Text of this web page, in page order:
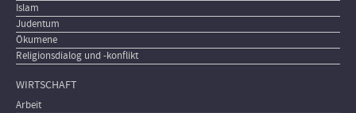
Islam
Judentum
Ökumene
Religionsdialog und -konflikt
WIRTSCHAFT
Arbeit